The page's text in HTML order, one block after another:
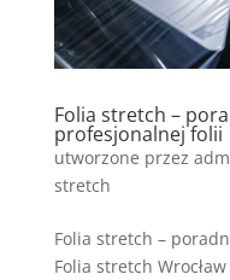
Folia stretch –
profesjonalnej folii
utworzone przez
stretch
Folia stretch –
Folia stretch